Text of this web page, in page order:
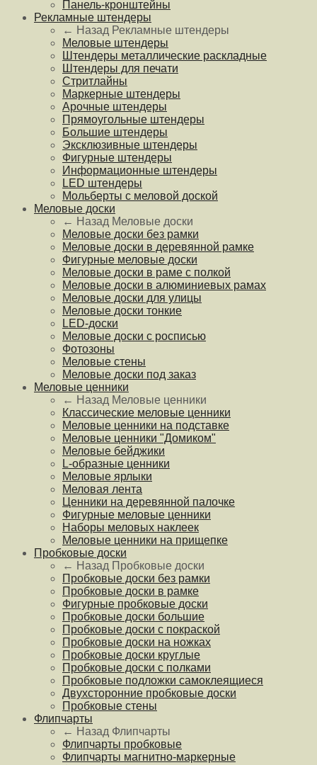
Панель-кронштейны
Рекламные штендеры
← Назад Рекламные штендеры
Меловые штендеры
Штендеры металлические раскладные
Штендеры для печати
Стритлайны
Маркерные штендеры
Арочные штендеры
Прямоугольные штендеры
Большие штендеры
Эксклюзивные штендеры
Фигурные штендеры
Информационные штендеры
LED штендеры
Мольберты с меловой доской
Меловые доски
← Назад Меловые доски
Меловые доски без рамки
Меловые доски в деревянной рамке
Фигурные меловые доски
Меловые доски в раме с полкой
Меловые доски в алюминиевых рамах
Меловые доски для улицы
Меловые доски тонкие
LED-доски
Меловые доски с росписью
Фотозоны
Меловые стены
Меловые доски под заказ
Меловые ценники
← Назад Меловые ценники
Классические меловые ценники
Меловые ценники на подставке
Меловые ценники "Домиком"
Меловые бейджики
L-образные ценники
Меловые ярлыки
Меловая лента
Ценники на деревянной палочке
Фигурные меловые ценники
Наборы меловых наклеек
Меловые ценники на прищепке
Пробковые доски
← Назад Пробковые доски
Пробковые доски без рамки
Пробковые доски в рамке
Фигурные пробковые доски
Пробковые доски большие
Пробковые доски с покраской
Пробковые доски на ножках
Пробковые доски круглые
Пробковые доски с полками
Пробковые подложки самоклеящиеся
Двухсторонние пробковые доски
Пробковые стены
Флипчарты
← Назад Флипчарты
Флипчарты пробковые
Флипчарты магнитно-маркерные